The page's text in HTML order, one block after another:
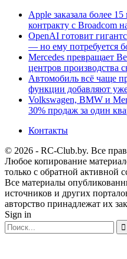
Apple заказала более
контракту с Broadcom
OpenAI готовит
— но ему потребуется
Mercedes превращает
центров производства
Автомобиль всё чаще
функции добавляют
Volkswagen, BMW и
30% продаж за один
Контакты
© 2026 - RC-Club.by. Все
Любое копирование
только с обратной активной
Все материалы
источников и других
авторство принадлежат их
Sign in